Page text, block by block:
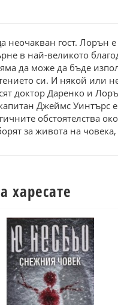
гост. Лорън
в най-великото
да може да бъде
си. И някой
доктор Даренко и
Джеймс Уинтърс
обстоятелства
за живота на
харесате